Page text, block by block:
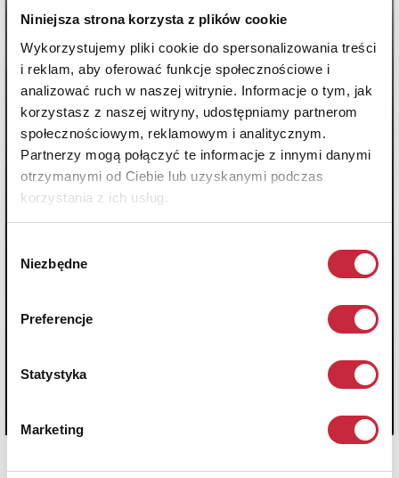
Niniejsza strona korzysta z plików cookie
Wykorzystujemy pliki cookie do spersonalizowania treści
i reklam, aby oferować funkcje społecznościowe i
analizować ruch w naszej witrynie. Informacje o tym, jak
korzystasz z naszej witryny, udostępniamy partnerom
społecznościowym, reklamowym i analitycznym.
Partnerzy mogą połączyć te informacje z innymi danymi
otrzymanymi od Ciebie lub uzyskanymi podczas
korzystania z ich usług.
zgody
Niezbędne
Preferencje
Statystyka
Marketing